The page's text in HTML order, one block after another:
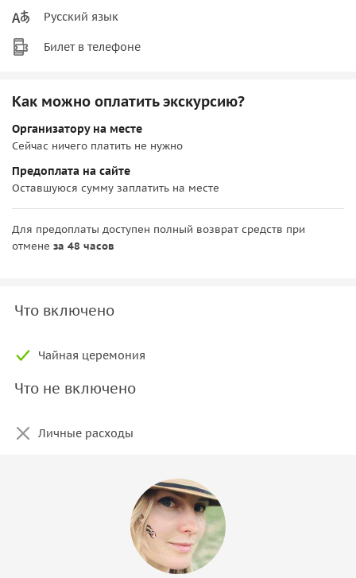
Русский язык
Билет в телефоне
Как можно оплатить экскурсию?
Организатору на месте
Сейчас ничего платить не нужно
Предоплата на сайте
Оставшуюся сумму заплатить на месте
Для предоплаты доступен полный возврат средств при
отмене за 48 часов
Что включено
Чайная церемония
Что не включено
Личные расходы